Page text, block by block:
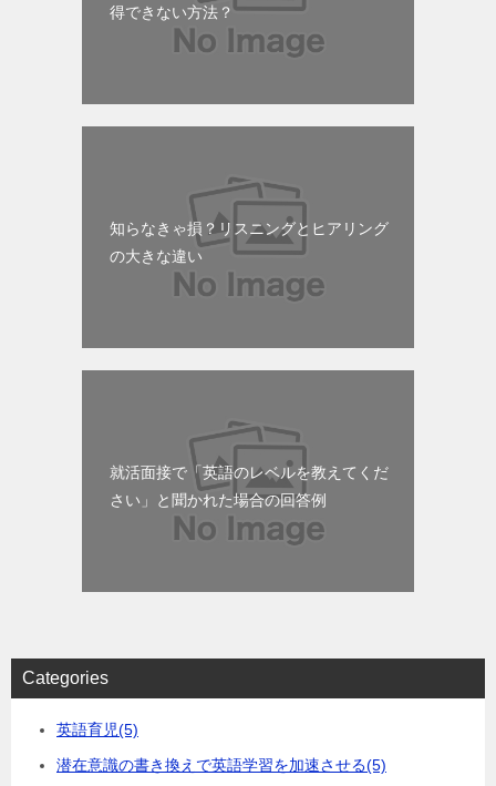
得できない方法？
知らなきゃ損？リスニングとヒアリング
の大きな違い
就活面接で「英語のレベルを教えてくだ
さい」と聞かれた場合の回答例
Categories
英語育児(5)
潜在意識の書き換えで英語学習を加速させる(5)